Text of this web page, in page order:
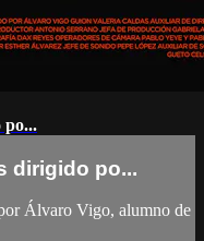
po...
dirigido po...
Álvaro Vigo, alumno de